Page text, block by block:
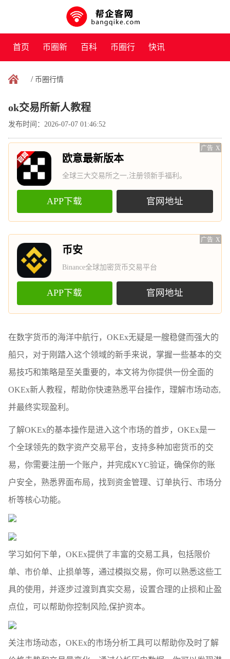
首页 币圈新
闻
百科 币圈行 快讯
/ 币圈行情
ok交易所新人教程
发布时间：2026-07-07 01:46:52
广告 X
欧意最新版本
全球三大交易所之一,注册领新手福利。
APP下载 官网地址
广告 X
币安
Binance全球加密货币交易平台
APP下载 官网地址
在数字货币的海洋中航行，OKEx无疑是一艘稳健而强大的
船只，对于刚踏入这个领域的新手来说，掌握一些基本的交
易技巧和策略是至关重要的，本文将为你提供一份全面的
OKEx新人教程，帮助你快速熟悉平台操作，理解市场动态,
并最终实现盈利。
了解OKEx的基本操作是进入这个市场的首步，OKEx是一
个全球领先的数字资产交易平台，支持多种加密货币的交
易，你需要注册一个账户，并完成KYC验证，确保你的账
户安全，熟悉界面布局，找到资金管理、订单执行、市场分
析等核心功能。
学习如何下单，OKEx提供了丰富的交易工具，包括限价
单、市价单、止损单等，通过模拟交易，你可以熟悉这些工
具的使用，并逐步过渡到真实交易，设置合理的止损和止盈
点位，可以帮助你控制风险,保护资本。
关注市场动态，OKEx的市场分析工具可以帮助你及时了解